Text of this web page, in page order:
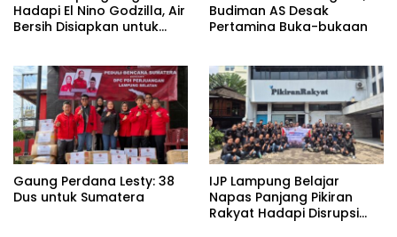
Hadapi El Nino Godzilla, Air
Bersih Disiapkan untuk
Budiman AS Desak
Pertamina Buka-bukaan
Gaung Perdana Lesty: 38
Dus untuk Sumatera
IJP Lampung Belajar
Napas Panjang Pikiran
Rakyat Hadapi Disrupsi